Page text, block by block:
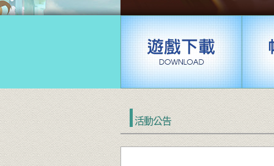
活動公告